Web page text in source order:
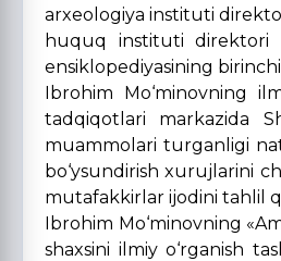
arxeologiya instituti
huquq instituti direktori
ensiklopediyasining
Ibrohim Mo‘minovning
tadqiqotlari markazida
muammolari turganligi
bo‘ysundirish xurujlarini
mutafakkirlar ijodini tahlil
Ibrohim Mo‘minovning
shaxsini ilmiy o‘rganish